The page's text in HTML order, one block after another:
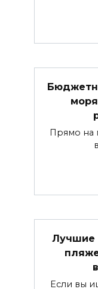
Прямо на
Лучшие
Если вы